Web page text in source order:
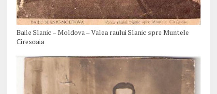
Baile Slanic – Moldova – Valea raului Slanic spre Muntele
Ciresoaia